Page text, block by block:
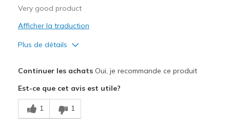
View On Shoes
Very good product
Afficher la traduction
Plus de détails
Breathe Well
Comfortable
Continuer les achatsOui, je recommande ce produit
Est-ce que cet avis est utile?
1 1